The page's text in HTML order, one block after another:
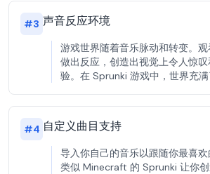
#3 声音反应环境
游戏世界随着音乐脉动和转变。
做出反应，创造出视觉上令人惊
验。在 Sprunki 游戏中，世界充满
#4 自定义曲目支持
导入你自己的音乐以跟随你最喜欢
类似 Minecraft 的 Sprunki 让你